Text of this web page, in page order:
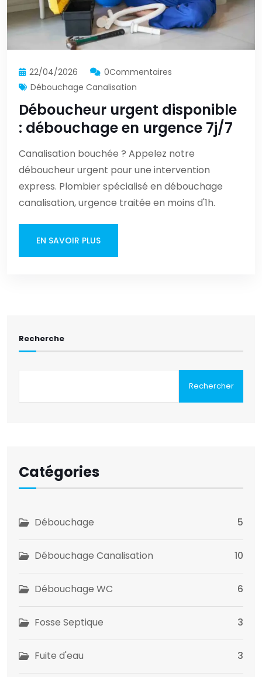
22/04/2026
0Commentaires
Débouchage Canalisation
Déboucheur urgent disponible
: débouchage en urgence 7j/7
Canalisation bouchée ? Appelez notre
déboucheur urgent pour une intervention
express. Plombier spécialisé en débouchage
canalisation, urgence traitée en moins d'1h.
EN SAVOIR PLUS
Recherche
Rechercher
Catégories
Débouchage 5
Débouchage Canalisation 10
Débouchage WC 6
Fosse Septique 3
Fuite d'eau 3